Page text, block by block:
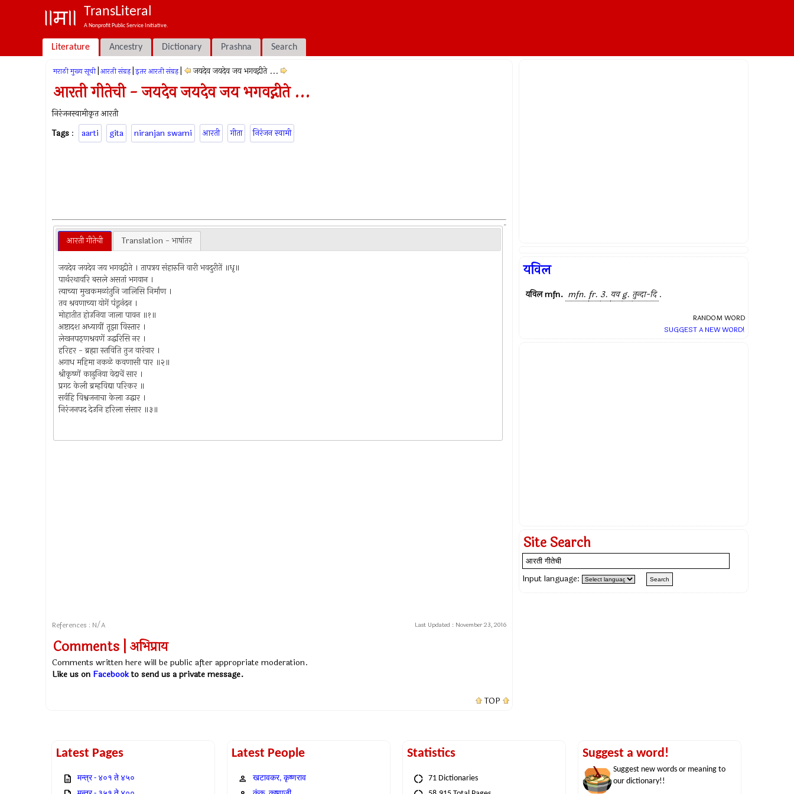
TransLiteral
A Nonprofit Public Service Initiative.
Literature Ancestry Dictionary Prashna Search
मराठी मुख्य सूची आरती संग्रह इतर आरती संग्रह जयदेव जयदेव जय भगवद्गीते ...
आरती गीतेची - जयदेव जयदेव जय भगवद्गीते ...
निरंजनस्वामीकृत आरती
Tags : aarti gita niranjan swami आरती गीता निरंजन स्वामी
आरती गीतेची Translation - भाषांतर
जयदेव जयदेव जय भगवद्गीते । तापत्रय संहारुनि वारी भवदुरीतें ॥धृ॥
पार्थरथावरि बसले असतां भगवान ।
त्याच्या मुखकमळांतुनि जालिसि निर्मांण ।
तव श्रवणाच्या योगें पंडूनंदन ।
मोहातीत होउनिया जाला पावन ॥१॥
अष्टादश अध्यायीं तूझा विस्तार ।
लेखनपठ्णश्रवणें उद्धरिसि नर ।
हरिहर - ब्रह्मा स्तविति तुज वारंवार ।
अगाध महिमा नकळे कवणासी पार ॥२॥
श्रीकृष्णें काढुनिया वेदाचें सार ।
प्रगट केली ब्रम्हविद्या परिकर ॥
सर्वहि विश्वजनाचा केला उद्धार ।
निरंजनपद देउनि हरिला संसार ॥३॥
References : N/A Last Updated : November 23, 2016
Comments | अभिप्राय
Comments written here will be public after appropriate moderation.
Like us on Facebookto send us a private message.
TOP
यविल
यविलmfn. mfn. fr. 3. यवg. तुन्दा-दि .
RANDOM WORD
SUGGEST A NEW WORD!
Site Search
Input language:
Latest Pages
मन्त्र - ४०१ ते ४५०
Latest People
खटावकर, कृष्णराव
Statistics
71 Dictionaries
Suggest a word!
Suggest new words or meaning to
our dictionary!!